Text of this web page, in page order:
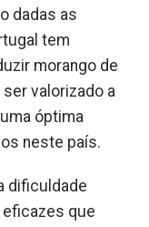
dadas as
tem
morango de
valorizado a
óptima
neste país.
dificuldade
que